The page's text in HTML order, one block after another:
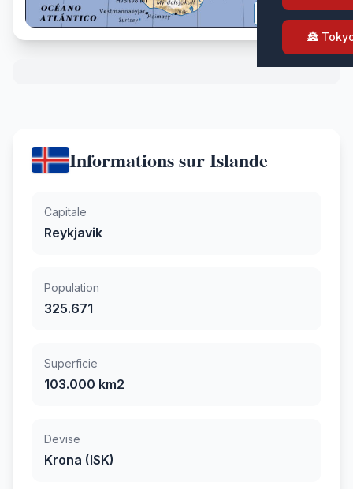
🏯
Informations sur Islande
Capitale
Reykjavik
Population
325.671
Superficie
103.000 km2
Devise
Krona (ISK)